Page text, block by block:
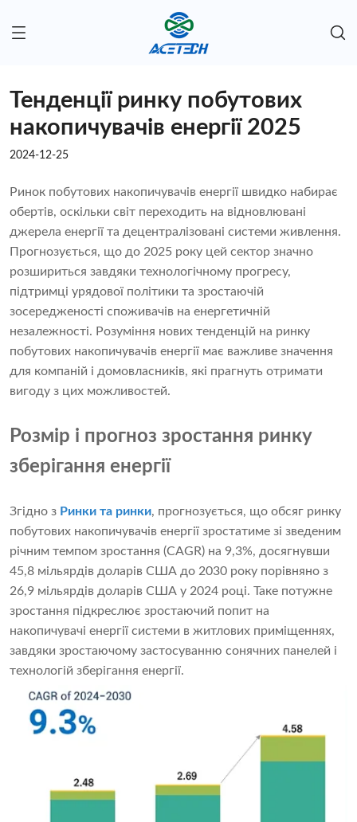
Тенденції ринку побутових
накопичувачів енергії 2025
2024-12-25
Ринок побутових накопичувачів енергії швидко набирає
обертів, оскільки світ переходить на відновлювані
джерела енергії та децентралізовані системи живлення.
Прогнозується, що до 2025 року цей сектор значно
розшириться завдяки технологічному прогресу,
підтримці урядової політики та зростаючій
зосередженості споживачів на енергетичній
незалежності. Розуміння нових тенденцій на ринку
побутових накопичувачів енергії має важливе значення
для компаній і домовласників, які прагнуть отримати
вигоду з цих можливостей.
Розмір і прогноз зростання ринку
зберігання енергії
Згідно з Ринки та ринки, прогнозується, що обсяг ринку
побутових накопичувачів енергії зростатиме зі зведеним
річним темпом зростання (CAGR) на 9,3%, досягнувши
45,8 мільярдів доларів США до 2030 року порівняно з
26,9 мільярдів доларів США у 2024 році. Таке потужне
зростання підкреслює зростаючий попит на
накопичувачі енергії системи в житлових приміщеннях,
завдяки зростаючому застосуванню сонячних панелей і
технологій зберігання енергії.